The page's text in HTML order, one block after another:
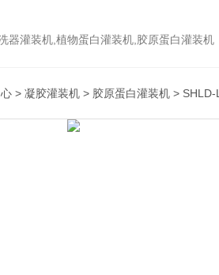
器灌装机,植物蛋白灌装机,胶原蛋白灌装机
> 凝胶灌装机 > 胶原蛋白灌装机 > SHLD-